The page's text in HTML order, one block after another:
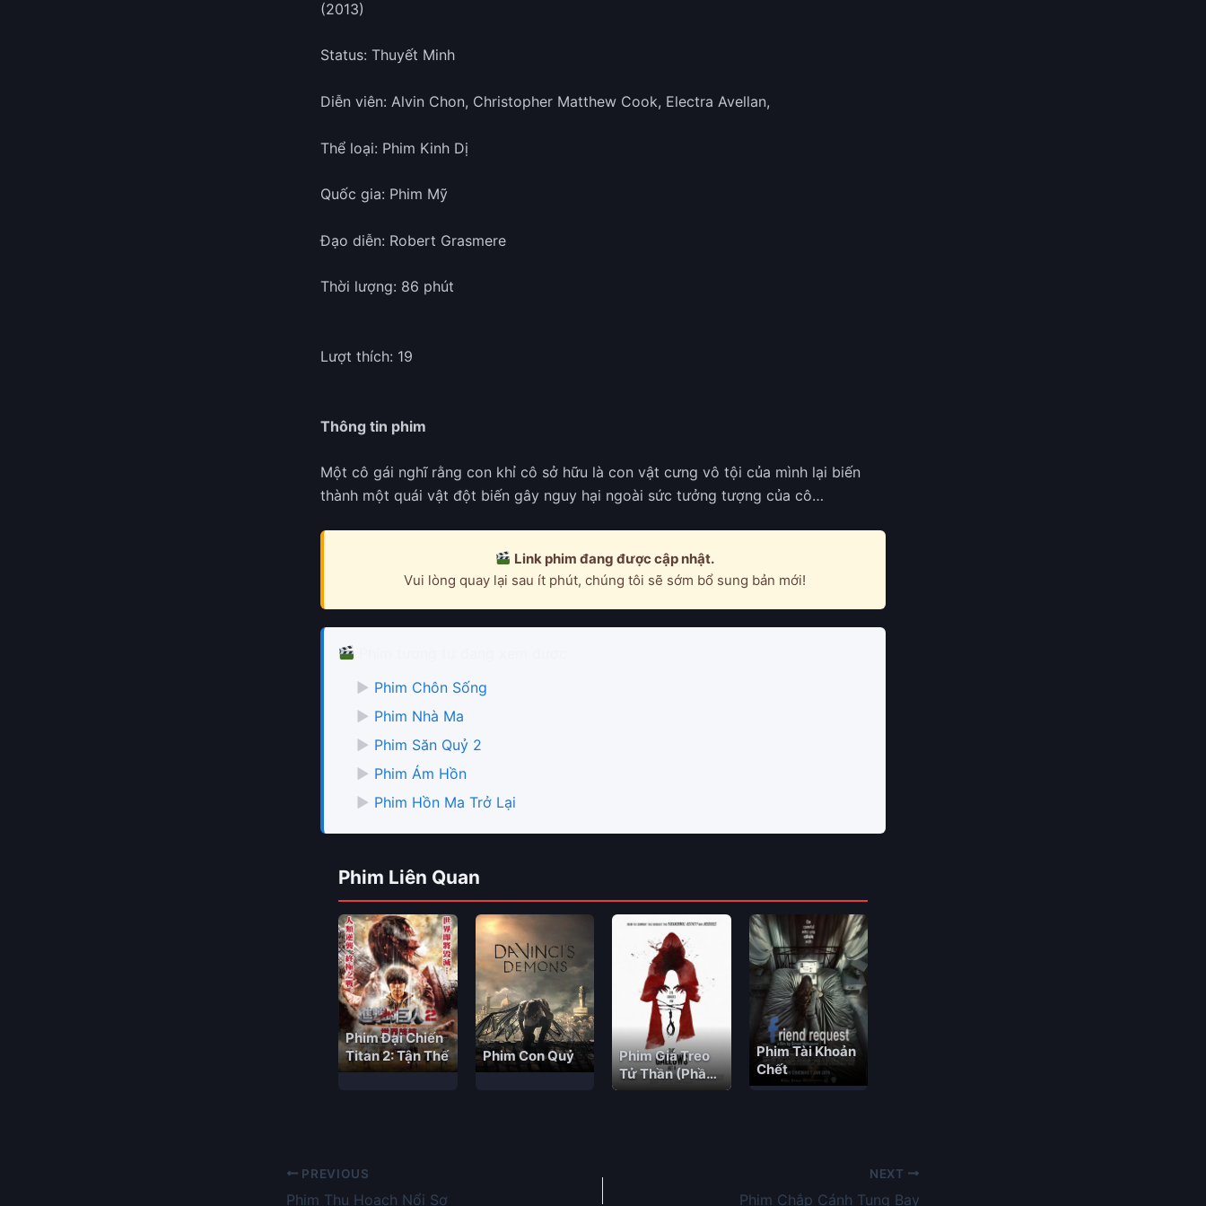
(2013)
Status: Thuyết Minh
Diễn viên: Alvin Chon, Christopher Matthew Cook, Electra Avellan,
Thể loại: Phim Kinh Dị
Quốc gia: Phim Mỹ
Đạo diễn: Robert Grasmere
Thời lượng: 86 phút
Lượt thích: 19
Thông tin phim
Một cô gái nghĩ rằng con khỉ cô sở hữu là con vật cưng vô tội của mình lại biến
thành một quái vật đột biến gây nguy hại ngoài sức tưởng tượng của cô…
Link phim đang được cập nhật.
Vui lòng quay lại sau ít phút, chúng tôi sẽ sớm bổ sung bản mới!
▶ Phim Chôn Sống
▶ Phim Nhà Ma
▶ Phim Săn Quỷ 2
▶ Phim Ám Hồn
▶ Phim Hồn Ma Trở Lại
Phim Liên Quan
Phim Đại Chiến
Titan 2: Tận Thế
Phim Con Quỷ
Phim Giá Treo
Tử Thần (Phần
2)
Phim Tài Khoản
Chết
PREVIOUS
Phim Thu Hoạch Nổi Sợ
NEXT
Phim Chắp Cánh Tung Bay